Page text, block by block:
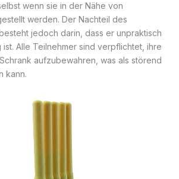
wenn sie in der Nähe von
werden. Der Nachteil des
jedoch darin, dass er unpraktisch
Alle Teilnehmer sind verpflichtet, ihre
aufzubewahren, was als störend
kann.